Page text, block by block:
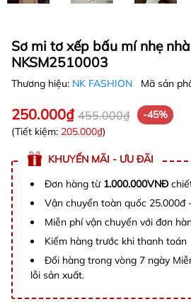
Sơ mi tơ xếp bấu mí nhẹ
NKSM2510003
Thương hiệu: NK FASHION Mã sản
250.000₫ 455.000₫
-45%
(Tiết kiệm: 205.000₫)
KHUYẾN MÃI - ƯU ĐÃI
Đơn hàng từ 1.000.000VNĐ
Vận chuyển toàn quốc 25.000đ
Miễn phí vận chuyển với đơn
Kiểm hàng trước khi thanh toán
Đổi hàng trong vòng 7 ngày
lỗi sản xuất.